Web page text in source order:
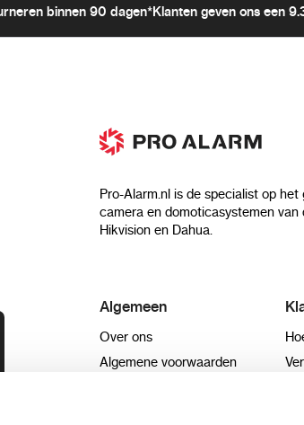
binnen 90 dagen*Klanten geven ons een
Pro-Alarm.nl is de specialist op het
camera en domoticasystemen van
Hikvision en Dahua.
Algemeen
Over ons
Algemene voorwaarden